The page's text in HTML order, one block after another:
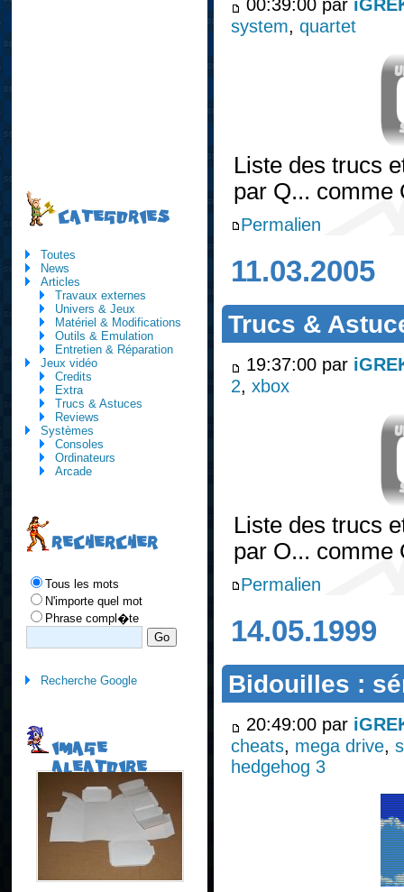
00:39:00 par
system,quartet
Liste des trucs
par Q... comme
Permalien
11.03.2005
Trucs &
19:37:00 par
2,xbox
Liste des trucs
par O... comme
Permalien
14.05.1999
Bidouilles :
20:49:00 par
cheats, mega drive,
hedgehog 3
CATEGORIES
Toutes
News
Articles
Travaux externes
Univers & Jeux
Matériel & Modifications
Outils & Emulation
Entretien & Réparation
Jeux vidéo
Credits
Extra
Trucs & Astuces
Reviews
Systèmes
Consoles
Ordinateurs
Arcade
RECHERCHER
Tous les mots
N'importe quel mot
Phrase compl�te
Recherche Google
IMAGE
ALEATOIRE